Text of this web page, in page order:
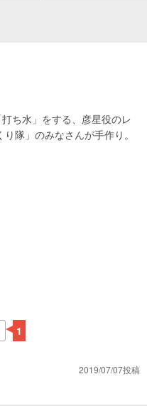
ち水」をする、彦星役のレ
隊」のみなさんが手作り。
1
2019/07/07投稿